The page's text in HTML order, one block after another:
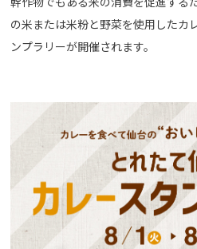
の米または米粉と野菜を使用したカ
ンプラリーが開催されます。